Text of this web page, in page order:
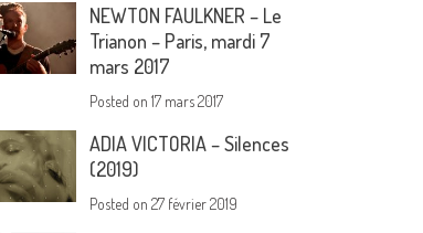
NEWTON FAULKNER – Le
Trianon – Paris, mardi 7
mars 2017
Posted on17 mars 2017
ADIA VICTORIA – Silences
(2019)
Posted on27 février 2019